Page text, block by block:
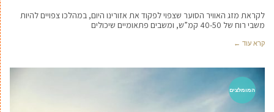
לקראת מזג האוויר הסוער שצפוי לפקוד את אזורינו היום, במהלכו צפויים להיות
משבי רוח של 40-50 קמ”ש, ומשבים פתאומיים שיכולים
קרא עוד ←
המומלצים